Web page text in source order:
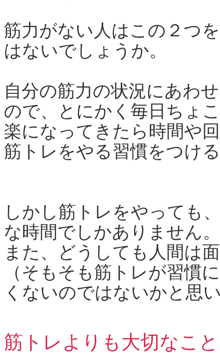
筋力がない人はこの２つを
はないでしょうか。
自分の筋力の状況にあわ
ので、とにかく毎日ちょ
楽になってきたら時間や
筋トレをやる習慣をつけ
しかし筋トレをやっても
な時間でしかありません。
また、どうしても人間は
（そもそも筋トレが習慣
くないのではないかと思
筋トレよりも大切なこと